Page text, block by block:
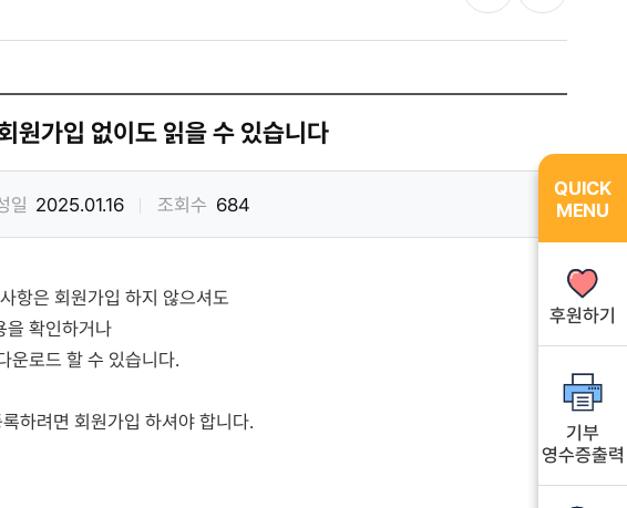
원가입 없이도 읽을 수 있습니다
일 2025.01.16 조회수 684
항은 회원가입 하지 않으셔도
을 확인하거나
운로드 할 수 있습니다.
하려면 회원가입 하셔야 합니다.
QUICK
MENU
후원하기
기부
영수증출력
QUICK
MENU
후원하기
기부
영수증출력